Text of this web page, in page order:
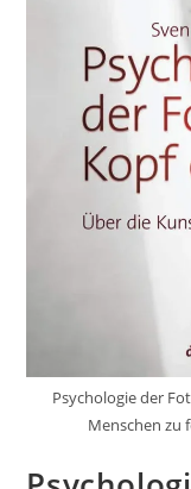
Psychologie der
Menschen zu